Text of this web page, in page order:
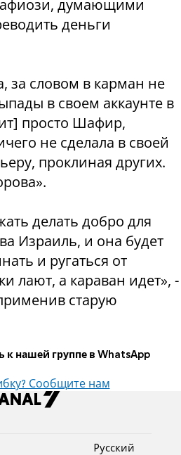
думающими
деньги
за словом в карман не
в своем аккаунте в
просто Шафир,
не сделала в своей
проклиная других.
делать добро для
Израиль, и она будет
и ругаться от
лают, а караван идет», -
старую
к нашей группе в WhatsApp
Сообщите нам
Pусский